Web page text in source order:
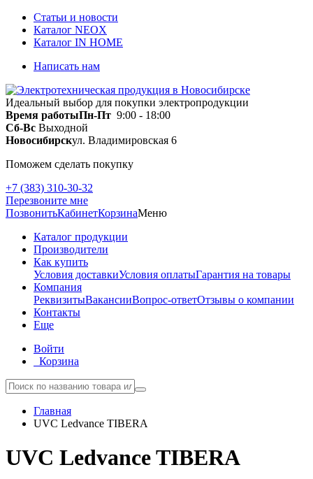
Статьи и новости
Каталог NEOX
Каталог IN HOME
Написать нам
Идеальный выбор для покупки электропродукции
Время работыПн-Пт 9:00 - 18:00
Сб-Вс Выходной
Новосибирскул. Владимировская 6
Поможем сделать покупку
+7 (383) 310-30-32
Перезвоните мне
ПозвонитьКабинетКорзинаМеню
Каталог продукции
Производители
Как купить
Условия доставкиУсловия оплатыГарантия на товары
Компания
РеквизитыВакансииВопрос-ответОтзывы о компании
Контакты
Еще
Войти
Корзина
Главная
UVC Ledvance TIBERA
UVC Ledvance TIBERA